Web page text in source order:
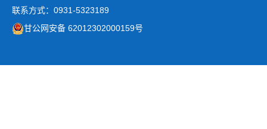
联系方式：0931-5323189
甘公网安备 62012302000159号